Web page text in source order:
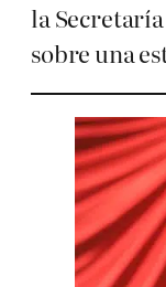
la
sobre una